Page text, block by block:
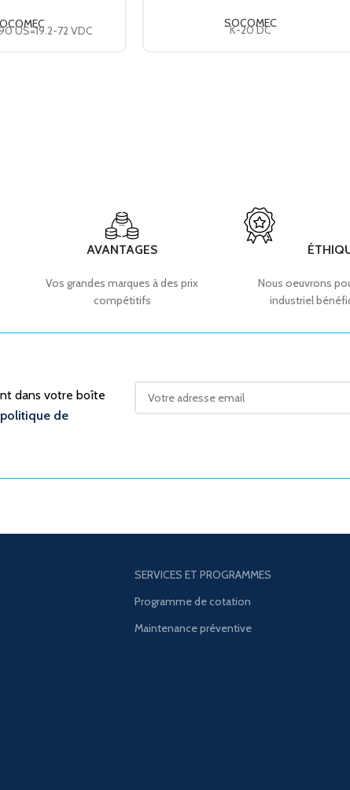
US=19.2-72 VDC
SOCOMEC
K-20 DC
AVANTAGES
Vos grandes marques à des prix
compétitifs
Nous oeuvrons
industriel
dans votre boîte
politique de
SERVICES ET PROGRAMMES
Programme de cotation
Maintenance préventive